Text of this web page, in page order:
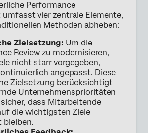
Performance
umfasst vier zentrale Elemente,
Methoden abheben:
Zielsetzung: Um die
Review zu modernisieren,
nicht starr vorgegeben,
angepasst. Diese
Zielsetzung berücksichtigt
Unternehmensprioritäten
dass Mitarbeitende
die wichtigsten Ziele
bleiben.